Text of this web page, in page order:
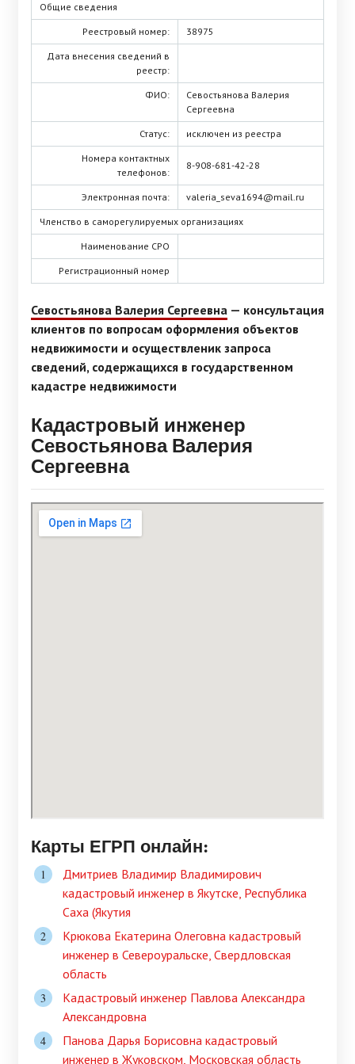
Общие сведения
Реестровый номер: 38975
Дата внесения сведений в
реестр:
ФИО:
Севостьянова Валерия
Сергеевна
Статус: исключен из реестра
Номера контактных
телефонов:
8-908-681-42-28
Электронная почта: valeria_seva1694@mail.ru
Членство в саморегулируемых организациях
Наименование СРО
Регистрационный номер
Севостьянова Валерия Сергеевна — консультация
клиентов по вопросам оформления объектов
недвижимости и осуществленик запроса
сведений, содержащихся в государственном
кадастре недвижимости
Кадастровый инженер
Севостьянова Валерия
Сергеевна
Карты ЕГРП онлайн:
Дмитриев Владимир Владимирович
кадастровый инженер в Якутске, Республика
Саха (Якутия
Крюкова Екатерина Олеговна кадастровый
инженер в Североуральске, Свердловская
область
Кадастровый инженер Павлова Александра
Александровна
Панова Дарья Борисовна кадастровый
инженер в Жуковском, Московская область